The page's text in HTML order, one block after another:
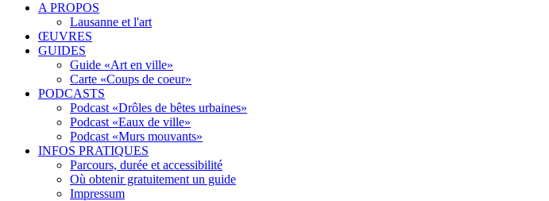
A PROPOS
Lausanne et l'art
ŒUVRES
GUIDES
Guide «Art en ville»
Carte «Coups de coeur»
PODCASTS
Podcast «Drôles de bêtes urbaines»
Podcast «Eaux de ville»
Podcast «Murs mouvants»
INFOS PRATIQUES
Parcours, durée et accessibilité
Où obtenir gratuitement un guide
Impressum